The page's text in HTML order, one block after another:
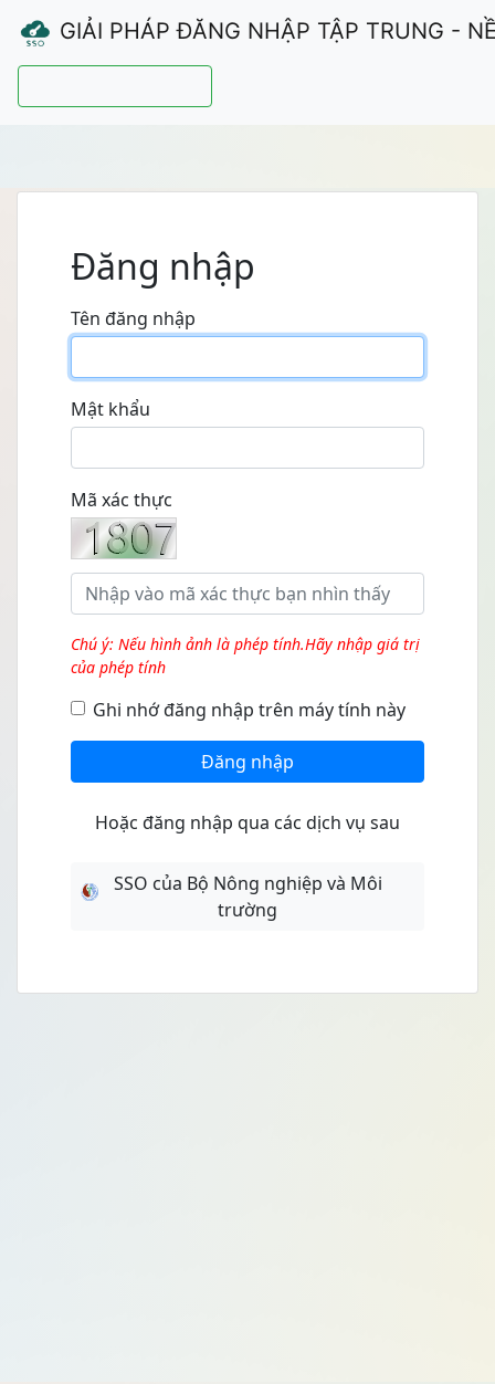
GIẢI PHÁP ĐĂNG NHẬP TẬP TRUNG -
Đăng nhập
Tên đăng nhập
Mật khẩu
Mã xác thực
Chú ý: Nếu hình ảnh là phép tính.Hãy nhập giá trị
của phép tính
Ghi nhớ đăng nhập trên máy tính này
Đăng nhập
Hoặc đăng nhập qua các dịch vụ sau
SSO của Bộ Nông nghiệp và Môi
trường